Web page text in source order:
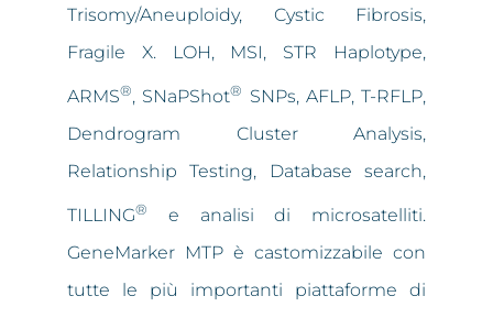
Trisomy/Aneuploidy, Cystic Fibrosis,
Fragile X. LOH, MSI, STR Haplotype,
ARMS®, SNaPShot® SNPs, AFLP, T-RFLP,
Dendrogram Cluster Analysis,
Relationship Testing, Database search,
TILLING®
e analisi di microsatelliti.
GeneMarker MTP è castomizzabile con
tutte le più importanti piattaforme di